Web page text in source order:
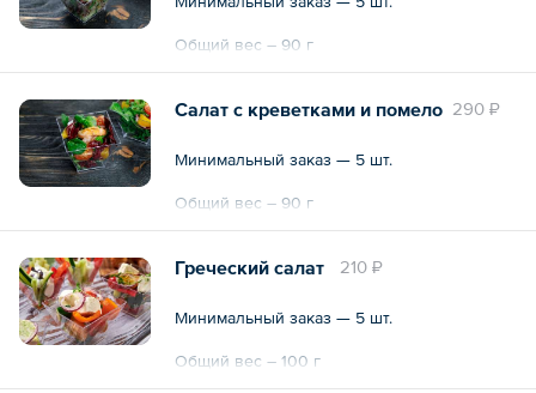
Общий вес – 90 г
290 ₽
Салат с креветками и помело
Минимальный заказ — 5 шт.
Общий вес – 90 г
210 ₽
Греческий салат
Минимальный заказ — 5 шт.
Общий вес – 100 г